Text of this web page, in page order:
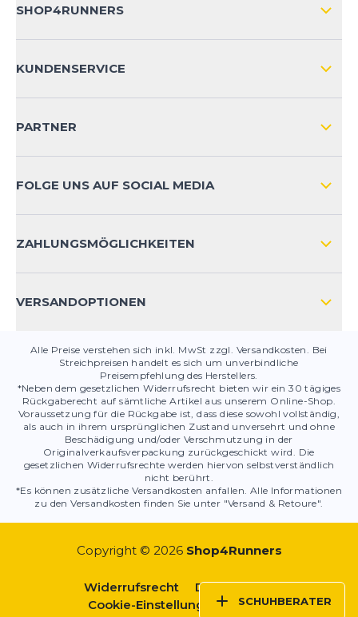
SHOP4RUNNERS
KUNDENSERVICE
KONTAKT
PRODUKTSICHERHEIT
PARTNER
FOLGE UNS AUF SOCIAL MEDIA
ZAHLUNGSMÖGLICHKEITEN
VERSANDOPTIONEN
Alle Preise verstehen sich inkl. MwSt zzgl. Versandkosten. Bei
Streichpreisen handelt es sich um unverbindliche
Preisempfehlung des Herstellers.
*Neben dem gesetzlichen Widerrufsrecht bieten wir ein 30 tägiges
Rückgaberecht auf sämtliche Artikel aus unserem Online-Shop.
Voraussetzung für die Rückgabe ist, dass diese sowohl vollständig,
als auch in ihrem ursprünglichen Zustand unversehrt und ohne
Beschädigung und/oder Verschmutzung in der
Originalverkaufsverpackung zurückgeschickt wird. Die
gesetzlichen Widerrufsrechte werden hiervon selbstverständlich
nicht berührt.
*Es können zusätzliche Versandkosten anfallen. Alle Informationen
zu den Versandkosten finden Sie unter "Versand & Retoure".
Copyright © 2026 Shop4Runners
Widerrufsrecht
Datenschutz
Cookie-Einstellungen
AGBs
SCHUHBERATER